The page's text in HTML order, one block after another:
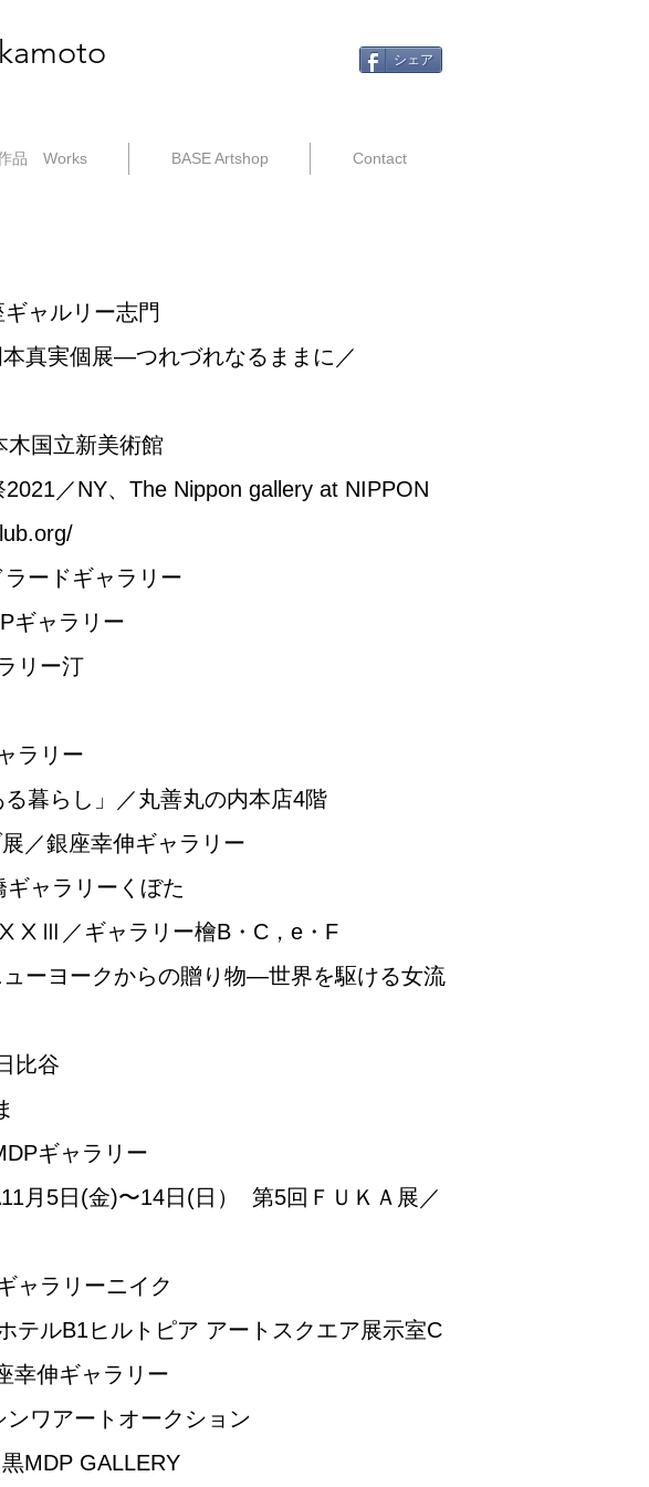
シェア
品 Works BASE Artshop Contact
ャルリー志門
真実個展―つれづれなるままに／
国立新美術館
／NY、The Nippon gallery at NIPPON
ードギャラリー
ギャラリー
リー汀
ラリー​
暮らし」／丸善丸の内本店4階
／銀座幸伸ギャラリー
ャラリーくぼた
／ギャラリー檜B・C，e・F
ーヨークからの贈り物―世界を駆ける女流
比谷
ギャラリー
月5日(金)〜14日(日） 第5回ＦＵＫＡ展／
ャラリーニイク
テルB1ヒルトピア アートスクエア展示室C
幸伸ギャラリー
ワアートオークション
MDP GALLERY